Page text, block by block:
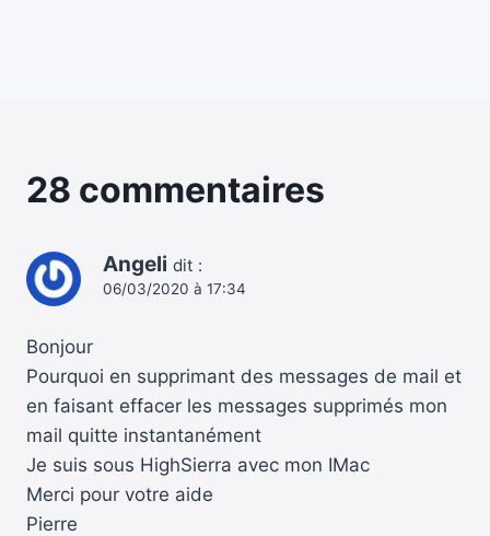
28 commentaires
Angeli dit :
06/03/2020 à 17:34
Bonjour
Pourquoi en supprimant des messages de mail et
en faisant effacer les messages supprimés mon
mail quitte instantanément
Je suis sous HighSierra avec mon IMac
Merci pour votre aide
Pierre